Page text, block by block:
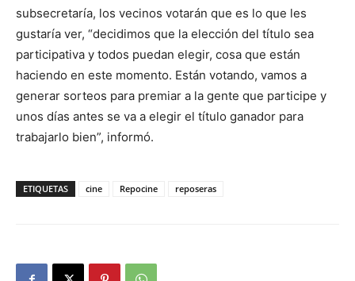
subsecretaría, los vecinos votarán que es lo que les
gustaría ver, “decidimos que la elección del título sea
participativa y todos puedan elegir, cosa que están
haciendo en este momento. Están votando, vamos a
generar sorteos para premiar a la gente que participe y
unos días antes se va a elegir el título ganador para
trabajarlo bien”, informó.
ETIQUETAS cine Repocine reposeras